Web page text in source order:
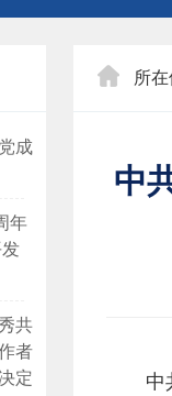
成
年
共
者
定
所在
中
中